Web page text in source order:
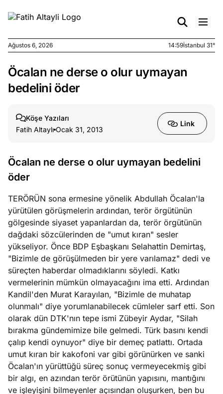
Ağustos
6, 2026
5, 2026
stok
caiz
Ağustos
4, 2026
umutlu
ister
Köşe
Yazıları
Spor
Yazıları
Yazıları
Ağustos 6, 2026 14:59İstanbul 31°
Öcalan ne derse o olur uymayan
bedelini öder
Köşe Yazıları
Fatih Altaylı Ocak 31, 2013
Link
Öcalan ne derse o olur uymayan bedelini
öder
TERÖRÜN sona ermesine yönelik Abdullah Öcalan'la
yürütülen görüşmelerin ardından, terör örgütünün
gölgesinde siyaset yapanlardan da, terör örgütünün
dağdaki sözcülerinden de "umut kıran" sesler
yükseliyor. Önce BDP Eşbaşkanı Selahattin Demirtaş,
"Bizimle de görüşülmeden bir yere varılamaz" dedi ve
süreçten haberdar olmadıklarını söyledi. Katkı
vermelerinin mümkün olmayacağını ima etti. Ardından
Kandil'den Murat Karayılan, "Bizimle de muhatap
olunmalı" diye yorumlanabilecek cümleler sarf etti. Son
olarak dün DTK'nın tepe ismi Zübeyir Aydar, "Silah
bırakma gündemimize bile gelmedi. Türk basını kendi
çalıp kendi oynuyor" diye bir demeç patlattı. Ortada
umut kıran bir kakofoni var gibi görünürken ve sanki
Öcalan'ın yürüttüğü süreç sonuç vermeyecekmiş gibi
bir algı, en azından terör örütünün yapısını, mantığını
ve işleyişini bilmeyenler açısından oluşurken, ben bu